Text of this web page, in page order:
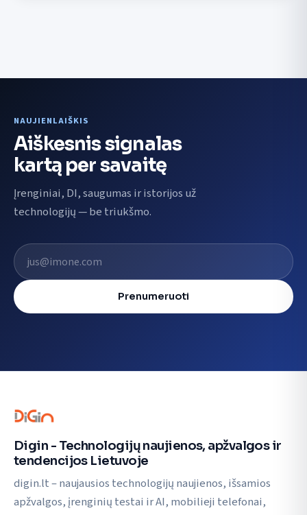
NAUJIENLAIŠKIS
Aiškesnis signalas
kartą per savaitę
Įrenginiai, DI, saugumas ir istorijos už
technologijų — be triukšmo.
El. pašto adresas
Prenumeruoti
Digin - Technologijų naujienos, apžvalgos ir
tendencijos Lietuvoje
digin.lt – naujausios technologijų naujienos, išsamios
apžvalgos, įrenginių testai ir AI, mobilieji telefonai,